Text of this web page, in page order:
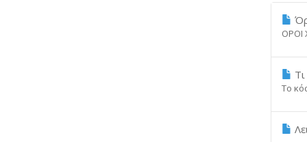
ΟΡΟΙ
Το